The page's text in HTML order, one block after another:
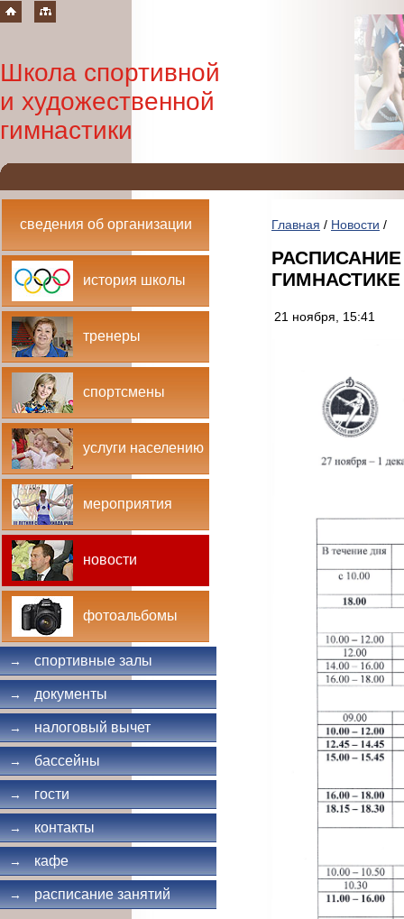
Школа спортивной
и художественной
гимнастики
сведения об организации
история школы
тренеры
спортсмены
услуги населению
мероприятия
новости
фотоальбомы
→ спортивные залы
→ документы
→ налоговый вычет
→ бассейны
→ гости
→ контакты
→ кафе
→ расписание занятий
Главная / Новости /
21 ноября, 15:41